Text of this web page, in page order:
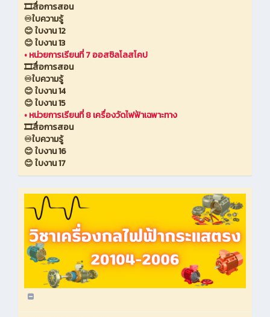
🎞️สื่อการสอน
♾️ใบความรู้
😊 ใบงาน 12
😊 ใบงาน 13
•หน่วยการเรียนที่ 7 ออสซิลโลสโคป
🎞️สื่อการสอน
♾️ใบความรู้
😊 ใบงาน 14
😊 ใบงาน 15
•หน่วยการเรียนที่ 8 เครื่องวัดไฟฟ้าเฉพาะทาง
🎞️สื่อการสอน
♾️ใบความรู้
😊 ใบงาน 16
😊 ใบงาน 17